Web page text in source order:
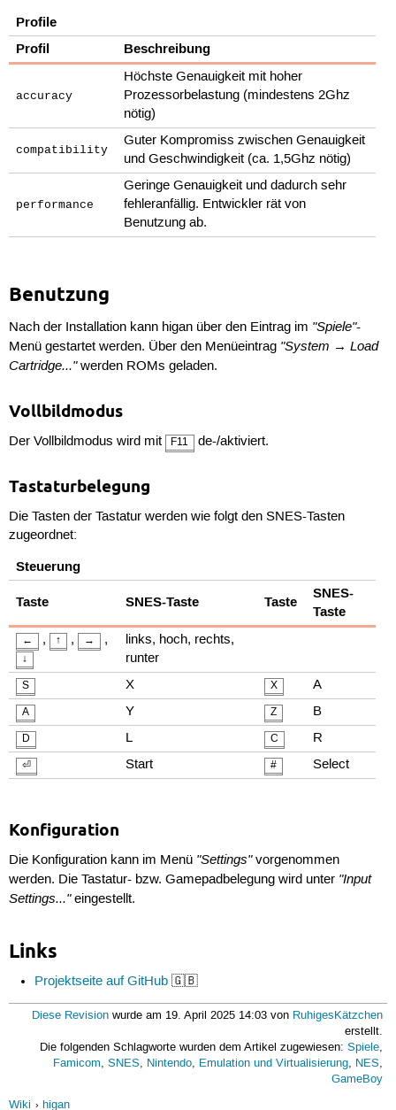
Profile
Profil
Beschreibung
accuracy
Höchste Genauigkeit mit hoher
Prozessorbelastung (mindestens 2Ghz
nötig)
compatibility
Guter Kompromiss zwischen Genauigkeit
und Geschwindigkeit (ca. 1,5Ghz nötig)
performance
Geringe Genauigkeit und dadurch sehr
fehleranfällig. Entwickler rät von
Benutzung ab.
Benutzung
Nach der Installation kann higan über den Eintrag im "Spiele"-
Menü gestartet werden. Über den Menüeintrag "System → Load
Cartridge..."werden ROMs geladen.
Vollbildmodus
Der Vollbildmodus wird mit F11 de-/aktiviert.
Tastaturbelegung
Die Tasten der Tastatur werden wie folgt den SNES-Tasten
zugeordnet:
Steuerung
Taste
SNES-Taste Taste
SNES-
Taste
← , ↑ , → ,
↓
links, hoch, rechts,
runter
S X X A
A Y Z B
D L C R
⏎ Start # Select
Konfiguration
Die Konfiguration kann im Menü "Settings"vorgenommen
werden. Die Tastatur- bzw. Gamepadbelegung wird unter "Input
Settings..."eingestellt.
Links
Projektseite auf GitHub 🇬🇧
Diese Revision wurde am 19. April 2025 14:03 von RuhigesKätzchen
erstellt.
Die folgenden Schlagworte wurden dem Artikel zugewiesen:Spiele,
Famicom,SNES, Nintendo, Emulation und Virtualisierung, NES,
GameBoy
Wiki
higan